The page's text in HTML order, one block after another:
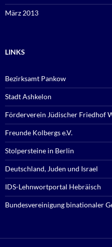
März 2013
LINKS
Bezirksamt Pankow
Stadt Ashkelon
Förderverein Jüdischer Friedhof
Freunde Kolbergs e.V.
Stolpersteine in Berlin
Deutschland, Juden und Israel
IDS-Lehnwortportal Hebräisch
Bundesvereinigung binationaler